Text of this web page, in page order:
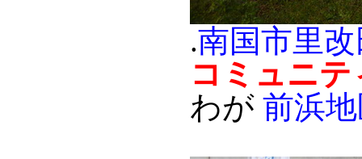
.南国市里
コミュニ
わが 前浜